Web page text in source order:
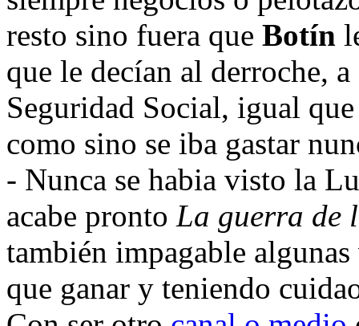
resto sino fuera que Botín
que le decían al derroche,
Seguridad Social, igual
como sino se iba gastar
- Nunca se habia visto la
acabe pronto La guerra de
también impagable
que ganar y teniendo